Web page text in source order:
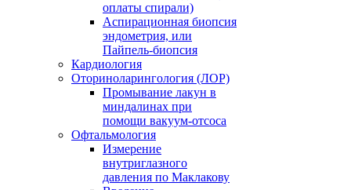
оплаты спирали)
Аспирационная биопсия
эндометрия, или
Пайпель-биопсия
Кардиология
Оториноларингология (ЛОР)
Промывание лакун в
миндалинах при
помощи вакуум-отсоса
Офтальмология
Измерение
внутриглазного
давления по Маклакову